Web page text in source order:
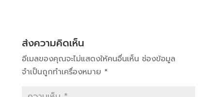
ส่งความคิดเห็น
อีเมลของคุณจะไม่แสดงให้คนอื่นเห็น ช่องข้อมูล
จำเป็นถูกทำเครื่องหมาย *